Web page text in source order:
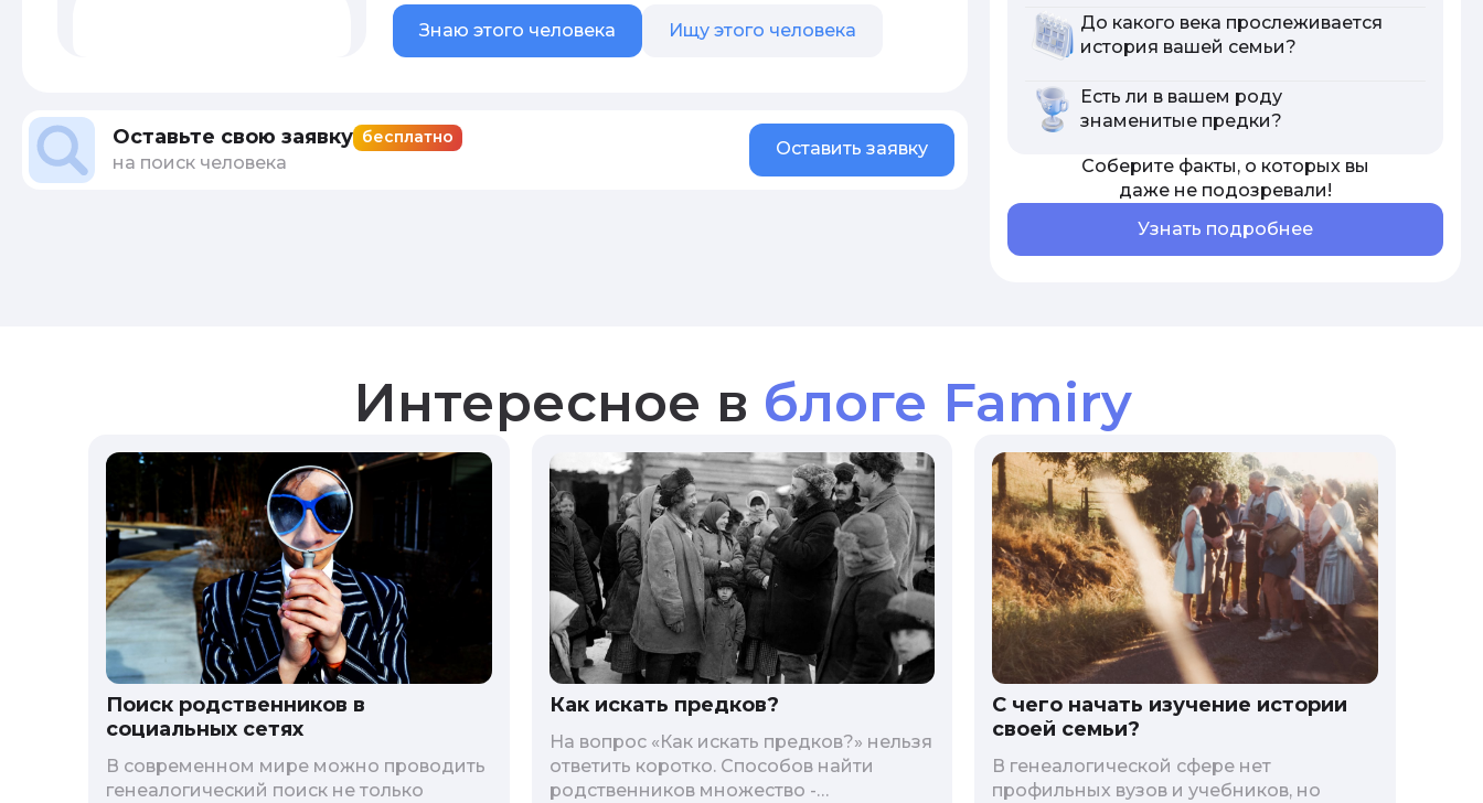
Знаю этого человека Ищу этого человека
Оставьте свою заявку бесплатно
на поиск человека
Оставить заявку
До какого века прослеживается
история вашей семьи?
Есть ли в вашем роду
знаменитые предки?
Соберите факты, о которых вы
даже не подозревали!
Узнать подробнее
Интересное в блоге Famiry
Поиск родственников в
социальных сетях
В современном мире можно проводить
генеалогический поиск не только
Как искать предков?
На вопрос «Как искать предков?» нельзя
ответить коротко. Способов найти
родственников множество -
С чего начать изучение истории
своей семьи?
В генеалогической сфере нет
профильных вузов и учебников, но